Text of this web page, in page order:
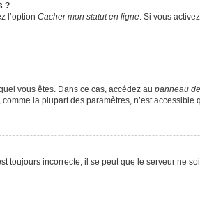
?
l’option Cacher mon statut en ligne. Si vous
vous êtes. Dans ce cas, accédez au panneau
la plupart des paramètres, n’est
toujours incorrecte, il se peut que le serveur ne